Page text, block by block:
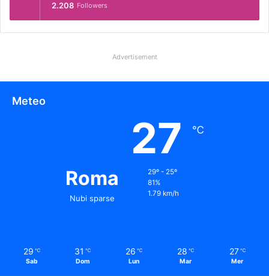
2.208 Followers
Advertisement
Meteo
Roma
Nubi sparse
27 ℃
29º - 25º
81%
1.79 km/h
29 ℃
Sab
31 ℃
Dom
26 ℃
Lun
28 ℃
Mar
27 ℃
Mer